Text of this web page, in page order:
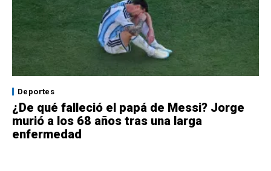
Deportes
¿De qué falleció el papá de Messi? Jorge
murió a los 68 años tras una larga
enfermedad